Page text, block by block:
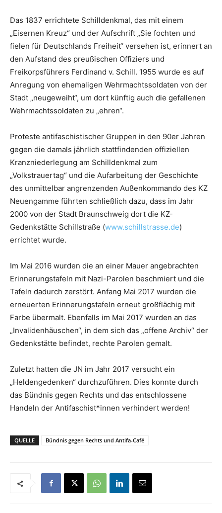
Das 1837 errichtete Schilldenkmal, das mit einem
„Eisernen Kreuz“ und der Aufschrift „Sie fochten und
fielen für Deutschlands Freiheit“ versehen ist, erinnert an
den Aufstand des preußischen Offiziers und
Freikorpsführers Ferdinand v. Schill. 1955 wurde es auf
Anregung von ehemaligen Wehrmachtssoldaten von der
Stadt „neugeweiht“, um dort künftig auch die gefallenen
Wehrmachtssoldaten zu „ehren“.
Proteste antifaschistischer Gruppen in den 90er Jahren
gegen die damals jährlich stattfindenden offiziellen
Kranzniederlegung am Schilldenkmal zum
„Volkstrauertag“ und die Aufarbeitung der Geschichte
des unmittelbar angrenzenden Außenkommando des KZ
Neuengamme führten schließlich dazu, dass im Jahr
2000 von der Stadt Braunschweig dort die KZ-
Gedenkstätte Schillstraße (www.schillstrasse.de)
errichtet wurde.
Im Mai 2016 wurden die an einer Mauer angebrachten
Erinnerungstafeln mit Nazi-Parolen beschmiert und die
Tafeln dadurch zerstört. Anfang Mai 2017 wurden die
erneuerten Erinnerungstafeln erneut großflächig mit
Farbe übermalt. Ebenfalls im Mai 2017 wurden an das
„Invalidenhäuschen“, in dem sich das „offene Archiv“ der
Gedenkstätte befindet, rechte Parolen gemalt.
Zuletzt hatten die JN im Jahr 2017 versucht ein
„Heldengedenken“ durchzuführen. Dies konnte durch
das Bündnis gegen Rechts und das entschlossene
Handeln der Antifaschist*innen verhindert werden!
QUELLE Bündnis gegen Rechts und Antifa-Café